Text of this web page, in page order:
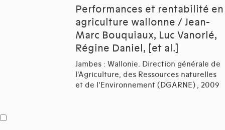
Performances et rentabilité en
agriculture wallonne / Jean-
Marc Bouquiaux, Luc Vanorlé,
Régine Daniel, [et al.]
Jambes : Wallonie. Direction générale de
l'Agriculture, des Ressources naturelles
et de l'Environnement (DGARNE) , 2009